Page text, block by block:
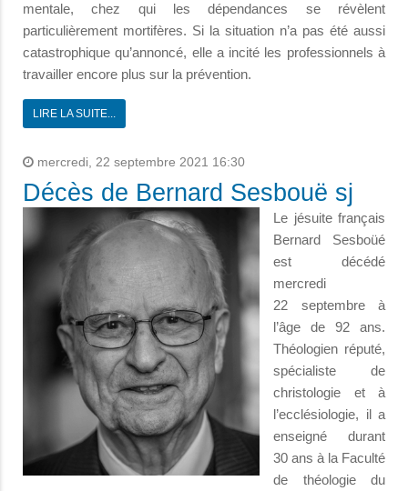
mentale, chez qui les dépendances se révèlent
particulièrement mortifères. Si la situation n’a pas été aussi
catastrophique qu’annoncé, elle a incité les professionnels à
travailler encore plus sur la prévention.
LIRE LA SUITE...
mercredi, 22 septembre 2021 16:30
Décès de Bernard Sesbouë sj
Le jésuite français
Bernard Sesboüé
est décédé
mercredi
22 septembre à
l’âge de 92 ans.
Théologien réputé,
spécialiste de
christologie et à
l’ecclésiologie, il a
enseigné durant
30 ans à la Faculté
de théologie du